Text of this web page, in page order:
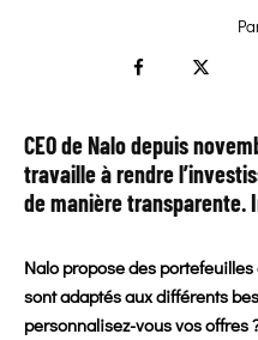
CEO de Nalo depuis
travaille à rendre
de manière transparente.
Nalo propose des
sont adaptés aux différents
personnalisez-vous vos offres